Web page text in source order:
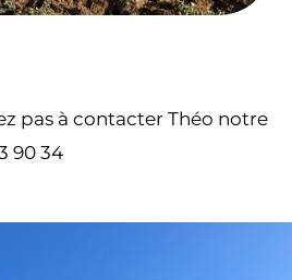
pas à contacter Théo notre
90 34